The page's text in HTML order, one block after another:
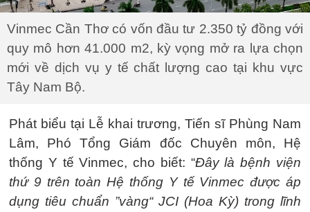
Vinmec Cần Thơ có vốn đầu tư 2.350 tỷ đồng với
quy mô hơn 41.000 m2, kỳ vọng mở ra lựa chọn
mới về dịch vụ y tế chất lượng cao tại khu vực
Tây Nam Bộ.
Phát biểu tại Lễ khai trương, Tiến sĩ Phùng Nam
Lâm, Phó Tổng Giám đốc Chuyên môn, Hệ
thống Y tế Vinmec, cho biết: “Đây là bệnh viện
thứ 9 trên toàn Hệ thống Y tế Vinmec được áp
dụng tiêu chuẩn ”vàng“ JCI (Hoa Kỳ) trong lĩnh